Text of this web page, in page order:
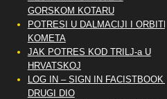
GORSKOM KOTARU
POTRESI U DALMACIJI I ORBITE
KOMETA
JAK POTRES KOD TRILJ-a U
HRVATSKOJ
LOG IN – SIGN IN FACISTBOOK –
DRUGI DIO